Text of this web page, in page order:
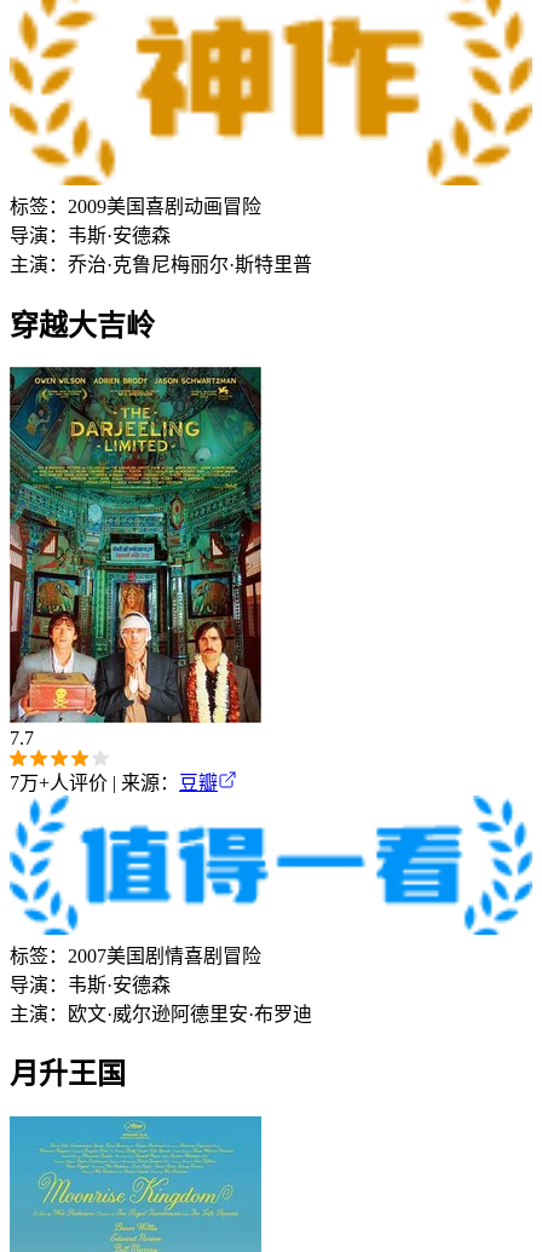
标签： 2009美国喜剧 动画冒险
导演： 韦斯·安德森
主演： 乔治·克鲁尼梅丽尔·斯特里普
穿越大吉岭
7.7
7万+人评价 | 来源： 豆瓣
标签： 2007美国 剧情喜剧 冒险
导演： 韦斯·安德森
主演：
欧文·威尔逊阿德里安·布罗迪
月升王国